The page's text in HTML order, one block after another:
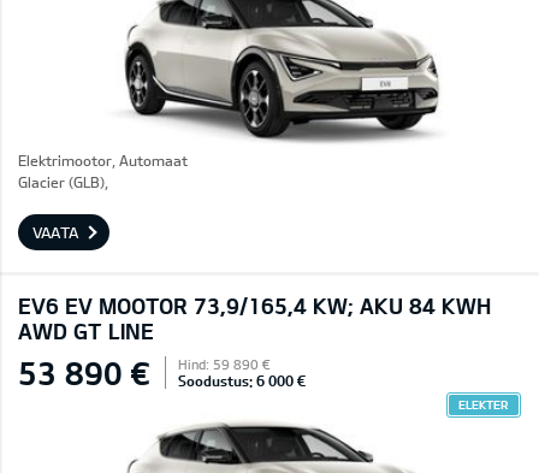
Elektrimootor, Automaat
Glacier (GLB),
VAATA
EV6 EV MOOTOR 73,9/165,4 KW; AKU 84 KWH
AWD GT LINE
53 890 € Hind: 59 890 €
Soodustus: 6 000 €
ELEKTER